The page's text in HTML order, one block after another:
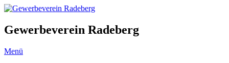
Gewerbeverein Radeberg
Menü